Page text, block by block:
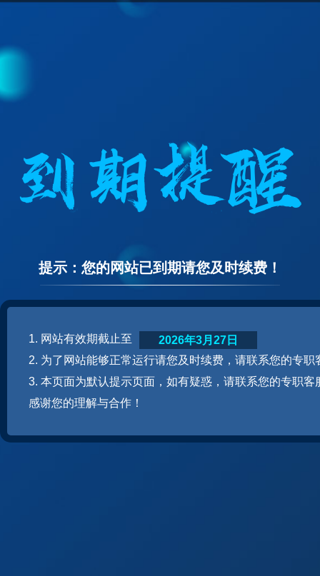
提示：您的网站已到期请您及时续费！
1. 网站有效期截止至
2. 为了网站能够正常运行请您及时续费，请联系您的专职
3. 本页面为默认提示页面，如有疑惑，请联系您的专职客
感谢您的理解与合作！
2026年3月27日